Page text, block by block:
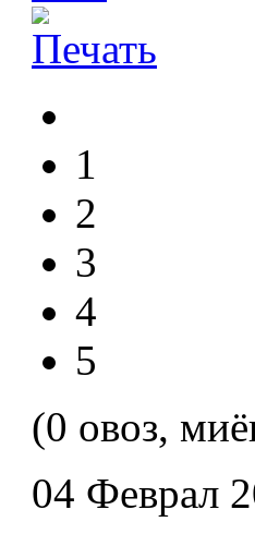
1
2
3
4
5
(0 овоз,
04 Феврал